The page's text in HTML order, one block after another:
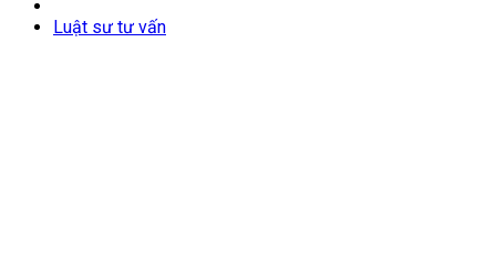
Luật sư tư vấn